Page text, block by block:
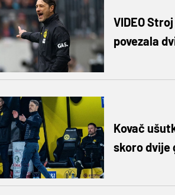
VIDEO
povezala
Kovač
skoro dvije